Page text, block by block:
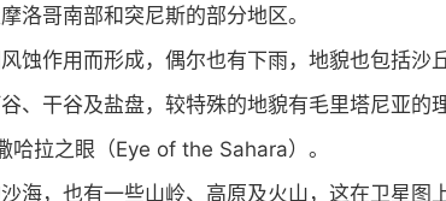
洛哥南部和突尼斯的部分地区。
蚀作用而形成，偶尔也有下雨，地貌也包括沙
、干谷及盐盘，较特殊的地貌有毛里塔尼亚的
哈拉之眼（Eye of the Sahara）。
海，也有一些山岭、高原及火山，这在卫星图